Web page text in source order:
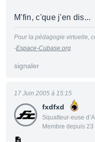
M'fin, c'que j'en dis...
Pour la pédagogie virtuelle,
-Espace-Cubase.org
signaler
fxdfxd
Squatteur·euse
Membre depuis 23
17 Juin 2005 à 15:15